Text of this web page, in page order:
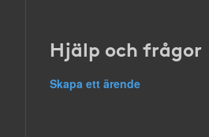
Hjälp och frågor
Skapa ett ärende